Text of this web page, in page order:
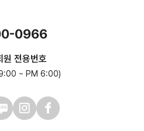
0966
원 전용번호
~ PM 6:00)